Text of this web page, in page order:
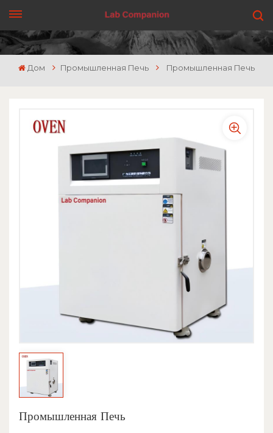
ПОЛУЧИТЬ ЦЕНУ
Дом Промышленная Печь Промышленная Печь
Промышленная Печь